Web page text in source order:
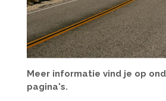
Meer informatie vind je op
pagina's.